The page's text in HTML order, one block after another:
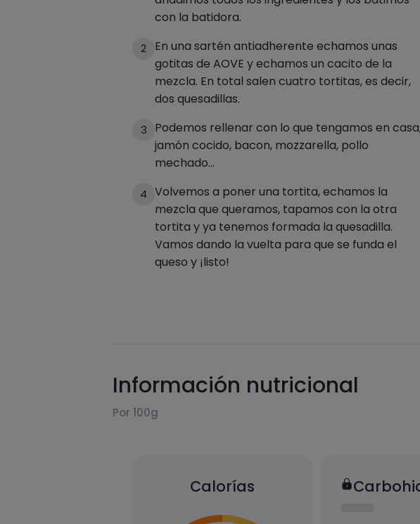
con la batidora.
2
En una sartén antiadherente echamos unas
gotitas de AOVE y echamos un cacito de la
mezcla. En total salen cuatro tortitas, es decir,
dos quesadillas.
3
Podemos rellenar con lo que tengamos en
jamón cocido, bacon, mozzarella, pollo
mechado…
4 Volvemos a poner una tortita, echamos la
mezcla que queramos, tapamos con la otra
tortita y ya tenemos formada la quesadilla.
Vamos dando la vuelta para que se funda el
queso y ¡listo!
Información nutricional
Por 100g
Calorías